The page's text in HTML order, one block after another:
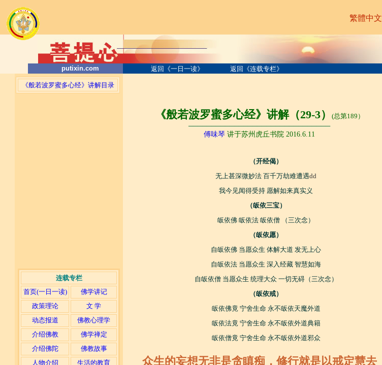
putixin.com 返回《一日一读》 返回《连载专栏》
《般若波罗蜜多心经》讲解目录
连载专栏
首页(一日一读)
佛学讲记
政策理论
文 学
动态报道
佛教心理学
介绍佛教
佛学禅定
介绍佛陀
佛教故事
人物介绍
生活的教育
《般若波罗蜜多心经》讲解（29-3）
(总第189）
───────────────────────────────
傅味琴 讲于苏州虎丘书院 2016.6.11
（开经偈）
无上甚深微妙法 百千万劫难遭遇dd
我今见闻得受持 愿解如来真实义
（皈依三宝）
皈依佛 皈依法 皈依僧 （三次念）
（皈依愿）
自皈依佛 当愿众生 体解大道 发无上心
自皈依法 当愿众生 深入经藏 智慧如海
自皈依僧 当愿众生 统理大众 一切无碍（三次念）
（皈依戒）
皈依佛竟 宁舍生命 永不皈依天魔外道
皈依法竟 宁舍生命 永不皈依外道典籍
皈依僧竟 宁舍生命 永不皈依外道邪众
众生的妄想无非是贪瞋痴，修行就是以戒定慧去
繁體中文